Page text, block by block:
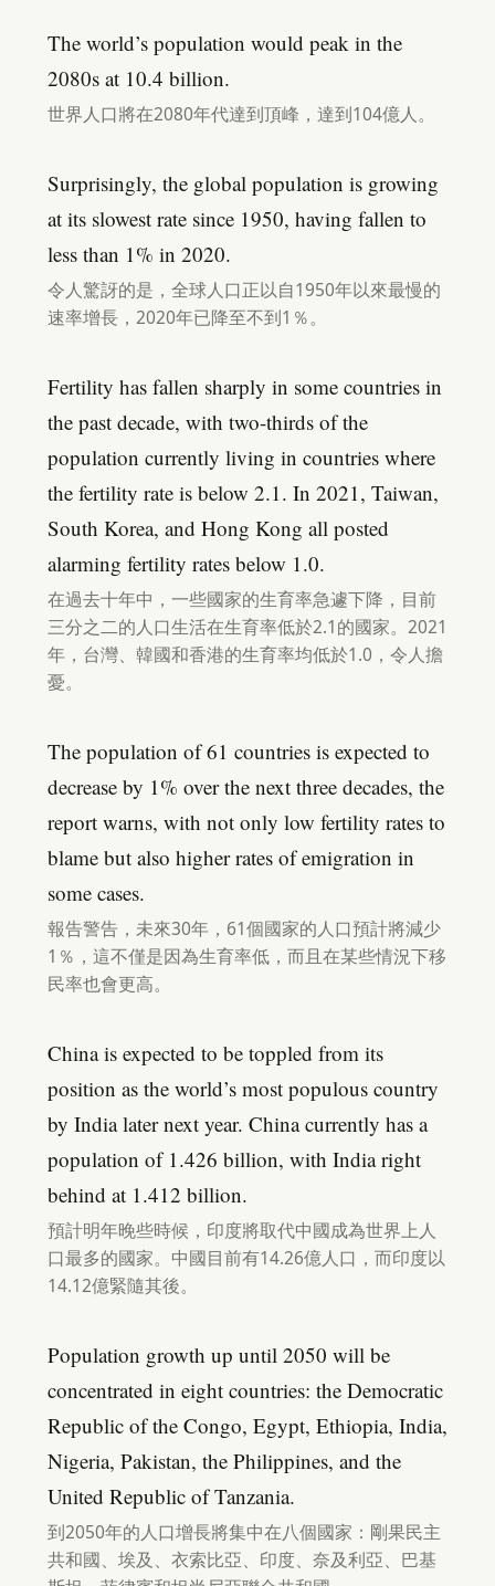
The world’s population would peak in the
2080s at 10.4 billion.
世界人口將在2080年代達到頂峰，達到104億人。
Surprisingly, the global population is growing
at its slowest rate since 1950, having fallen to
less than 1% in 2020.
令人驚訝的是，全球人口正以自1950年以來最慢的
速率增長，2020年已降至不到1％。
Fertility has fallen sharply in some countries in
the past decade, with two-thirds of the
population currently living in countries where
the fertility rate is below 2.1. In 2021, Taiwan,
South Korea, and Hong Kong all posted
alarming fertility rates below 1.0.
在過去十年中，一些國家的生育率急遽下降，目前
三分之二的人口生活在生育率低於2.1的國家。2021
年，台灣、韓國和香港的生育率均低於1.0，令人擔
憂。
The population of 61 countries is expected to
decrease by 1% over the next three decades, the
report warns, with not only low fertility rates to
blame but also higher rates of emigration in
some cases.
報告警告，未來30年，61個國家的人口預計將減少
1％，這不僅是因為生育率低，而且在某些情況下移
民率也會更高。
China is expected to be toppled from its
position as the world’s most populous country
by India later next year. China currently has a
population of 1.426 billion, with India right
behind at 1.412 billion.
預計明年晚些時候，印度將取代中國成為世界上人
口最多的國家。中國目前有14.26億人口，而印度以
14.12億緊隨其後。
Population growth up until 2050 will be
concentrated in eight countries: the Democratic
Republic of the Congo, Egypt, Ethiopia, India,
Nigeria, Pakistan, the Philippines, and the
United Republic of Tanzania.
到2050年的人口增長將集中在八個國家：剛果民主
共和國、埃及、衣索比亞、印度、奈及利亞、巴基